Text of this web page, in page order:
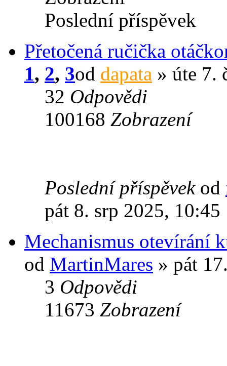
Poslední příspěvek
Přetočená ručička
1, 2, 3od dapata » úte 7.
32 Odpovědi
100168 Zobrazení
Poslední příspěvek od
pát 8. srp 2025, 10:45
Mechanismus otevírání
od MartinMares » pát
3 Odpovědi
11673 Zobrazení